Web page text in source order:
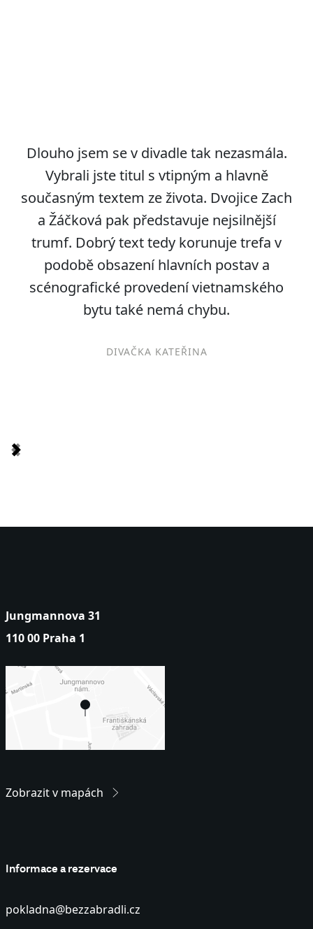
Dlouho jsem se v divadle tak nezasmála.
Vybrali jste titul s vtipným a hlavně
současným textem ze života. Dvojice Zach
a Žáčková pak představuje nejsilnější
trumf. Dobrý text tedy korunuje trefa v
podobě obsazení hlavních postav a
scénografické provedení vietnamského
bytu také nemá chybu.
DIVAČKA KATEŘINA
Item
Jungmannova 31
110 00 Praha 1
Zobrazit v mapách
Informace a rezervace
pokladna@bezzabradli.cz